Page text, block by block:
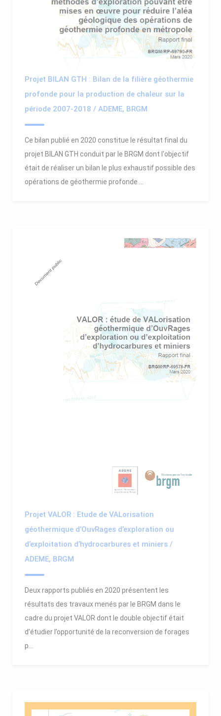
Projet BILAN GTH : Bilan de la filière géothermie
profonde pour la production de chaleur sur la
période 2007-2018 / ADEME, BRGM
Ce bilan publié en 2020 constitue le résultat final du
projet BILAN GTH conduit par le BRGM dont l'objectif
était de réaliser un bilan le plus exhaustif possible des
opérations de géothermie profonde ...
Projet VALOR : Etude de VALorisation
géothermique d’OuvRages d’exploration ou
d’exploitation d’hydrocarbures et miniers /
ADEME, BRGM
Deux rapports publiés en 2020 présentent les
résultats des travaux menés par le BRGM dans le
cadre du projet VALOR dont le double objectif était
d’étudier l’opportunité de la reconversion de forages
p...